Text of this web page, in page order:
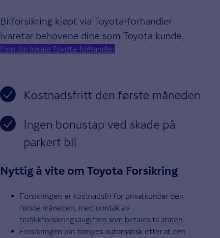
Bilforsikring kjøpt via Toyota-forhandler
ivaretar behovene dine som Toyota kunde.
Finn din lokale Toyota-forhandler
Kostnadsfritt den første måneden
Ingen bonustap ved skade på
parkert bil
Nyttig å vite om Toyota Forsikring
Forsikringen er kostnadsfri for privatkunder den
første måneden, med unntak av
trafikkforsikringsavgiften som betales til staten.
Forsikringen din fornyes automatisk etter at den